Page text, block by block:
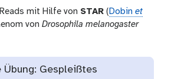
mit Hilfe von STAR ( Dobin et
von Drosophila melanogaster
Übung: Gespleißtes